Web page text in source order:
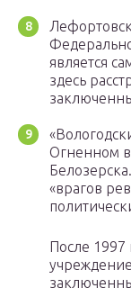
является
здесь
Огненном в
«врагов
После 1997